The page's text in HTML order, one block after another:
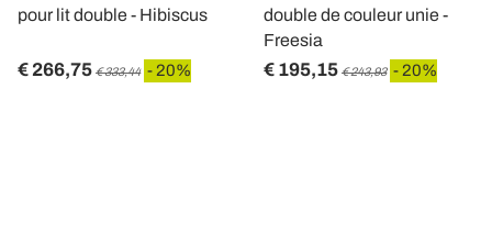
pour lit double - Hibiscus
€ 266,75 € 333,44 - 20%
double de couleur unie -
Freesia
€ 195,15 € 243,93 - 20%